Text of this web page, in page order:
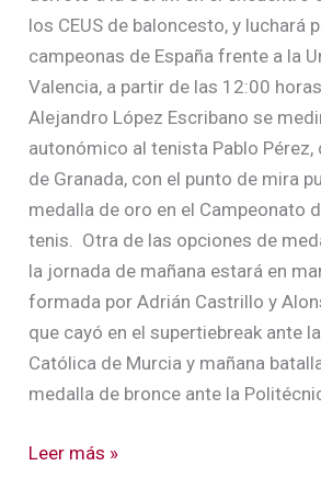
los CEUS de baloncesto, y luchará
campeonas de España frente a la
Valencia, a partir de las 12:00
Alejandro López Escribano se
autonómico al tenista Pablo Pérez,
de Granada, con el punto de mira
medalla de oro en el Campeonato
tenis. Otra de las opciones de
la jornada de mañana estará en
formada por Adrián Castrillo y
que cayó en el supertiebreak ante
Católica de Murcia y mañana
medalla de bronce ante la
Leer más »